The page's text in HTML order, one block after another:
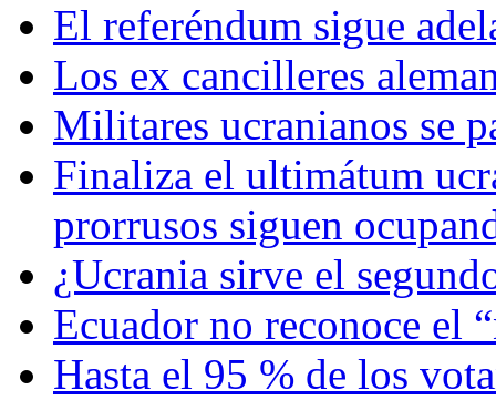
El referéndum sigue
Los ex cancilleres
Militares ucranianos se
Finaliza el ultimátum
prorrusos siguen
¿Ucrania sirve el
Ecuador no reconoce el
Hasta el 95 % de los